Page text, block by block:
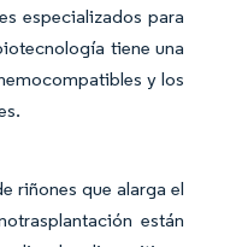
especializados para
tiene una
y los
riñones que alarga el
están